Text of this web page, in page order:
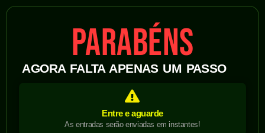
PARABÉNS
AGORA FALTA APENAS UM PASSO
Entre e aguarde
As entradas serão enviadas em instantes!